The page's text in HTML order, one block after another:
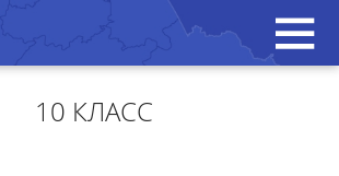
10 КЛАСС